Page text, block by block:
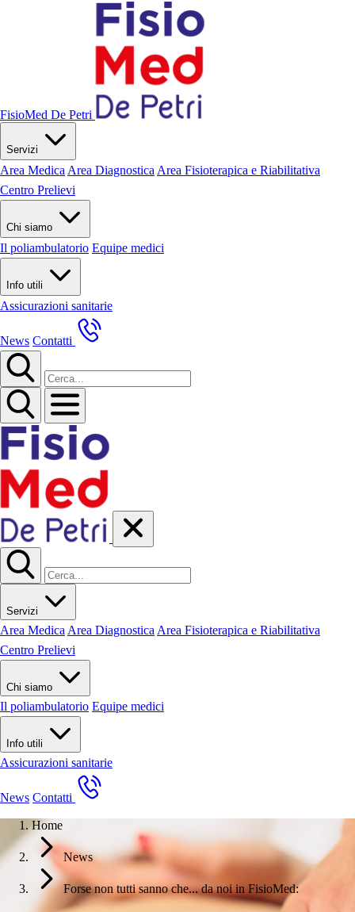
FisioMed De Petri
Servizi
Area Medica Area Diagnostica Area Fisioterapica e Riabilitativa
Centro Prelievi
Chi siamo
Il poliambulatorio Equipe medici
Info utili
Assicurazioni sanitarie
News Contatti
Servizi
Area Medica Area Diagnostica Area Fisioterapica e Riabilitativa
Centro Prelievi
Chi siamo
Il poliambulatorio Equipe medici
Info utili
Assicurazioni sanitarie
News Contatti
Home
News
Forse non tutti sanno che... da noi in FisioMed: